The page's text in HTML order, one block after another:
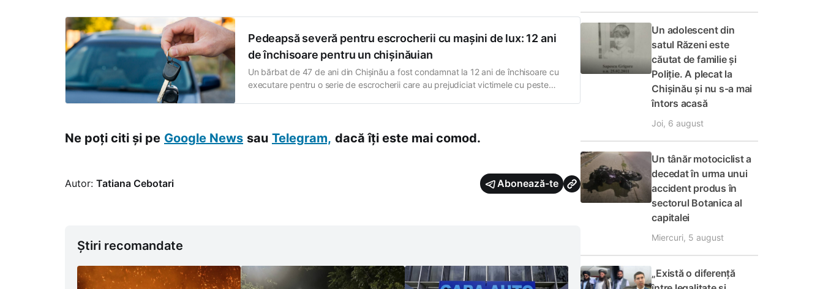
Pedeapsă severă pentru escrocherii cu mașini de lux: 12 ani
de închisoare pentru un chișinăuian
Un bărbat de 47 de ani din Chișinău a fost condamnat la 12 ani de închisoare cu
executare pentru o serie de escrocherii care au prejudiciat victimele cu peste
Ne poți citi și pe Google News sau Telegram, dacă îți este mai comod.
Autor: Tatiana Cebotari Abonează-te
Știri recomandate
Un adolescent din
satul Răzeni este
căutat de familie și
Poliție. A plecat la
Chișinău și nu s-a mai
întors acasă
Joi, 6 august
Un tânăr motociclist a
decedat în urma unui
accident produs în
sectorul Botanica al
capitalei
Miercuri, 5 august
„Există o diferență